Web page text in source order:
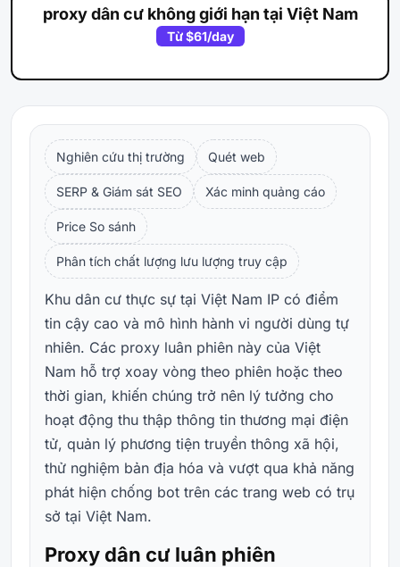
proxy dân cư không giới hạn tại Việt Nam
Từ$61/day
Nghiên cứu thị trường Quét web
SERP & Giám sát SEO Xác minh quảng cáo
Price So sánh
Phân tích chất lượng lưu lượng truy cập
Khu dân cư thực sự tại Việt Nam IP có điểm
tin cậy cao và mô hình hành vi người dùng tự
nhiên. Các proxy luân phiên này của Việt
Nam hỗ trợ xoay vòng theo phiên hoặc theo
thời gian, khiến chúng trở nên lý tưởng cho
hoạt động thu thập thông tin thương mại điện
tử, quản lý phương tiện truyền thông xã hội,
thử nghiệm bản địa hóa và vượt qua khả năng
phát hiện chống bot trên các trang web có trụ
sở tại Việt Nam.
Proxy dân cư luân phiên